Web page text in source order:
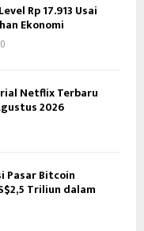
Rp 17.913 Usai
Ekonomi
0
Netflix Terbaru
2026
Pasar Bitcoin
Triliun dalam